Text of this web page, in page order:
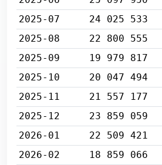
2025-07
24 025 533
2025-08
22 800 555
2025-09
19 979 817
2025-10
20 047 494
2025-11
21 557 177
2025-12
23 859 059
2026-01
22 509 421
2026-02
18 859 066